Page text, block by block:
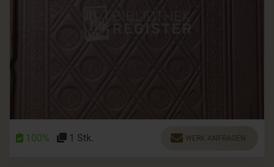
100% 1 Stk. WERK ANFRAGEN